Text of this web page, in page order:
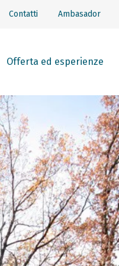
Contatti Ambasador
Offerta ed esperienze